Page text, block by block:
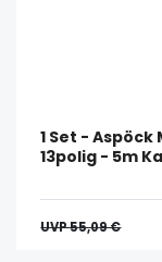
1 Set -
13polig - 5m
UVP 55,09 €